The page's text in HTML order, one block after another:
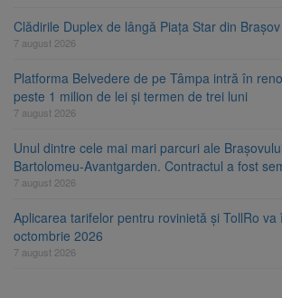
Clădirile Duplex de lângă Piața Star din
7 august 2026
Platforma Belvedere de pe Tâmpa intră în
peste 1 milion de lei și termen de trei luni
7 august 2026
Unul dintre cele mai mari parcuri ale
Bartolomeu-Avantgarden. Contractul a fost
7 august 2026
Aplicarea tarifelor pentru rovinietă și TollRo va
octombrie 2026
7 august 2026